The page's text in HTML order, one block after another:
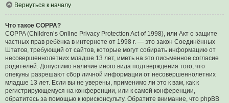
Вернуться к началу
Что такое COPPA?
COPPA (Children’s Online Privacy Protection Act of 1998), или Акт о защите
частных прав ребёнка в интернете от 1998 г. — это закон Соединённых
Штатов, требующий от сайтов, которые могут собирать информацию от
несовершеннолетних младше 13 лет, иметь на это письменное согласие
родителей. Допустимо наличие иного вида подтверждения того, что
опекуны разрешают сбор личной информации от несовершеннолетних
младше 13 лет. Если вы не уверены, применимо ли это к вам, как к
регистрирующемуся на конференции, или к самой конференции,
обратитесь за помощью к юрисконсульту. Обратите внимание, что phpBB